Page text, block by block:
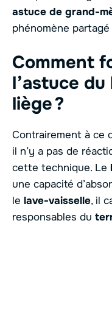
astuce de grand-
phénomène
Comment
l’astuce
liège ?
Contrairement à ce
il n’y a pas de
cette technique. Le
une capacité
le lave-vaisselle, il
responsables du